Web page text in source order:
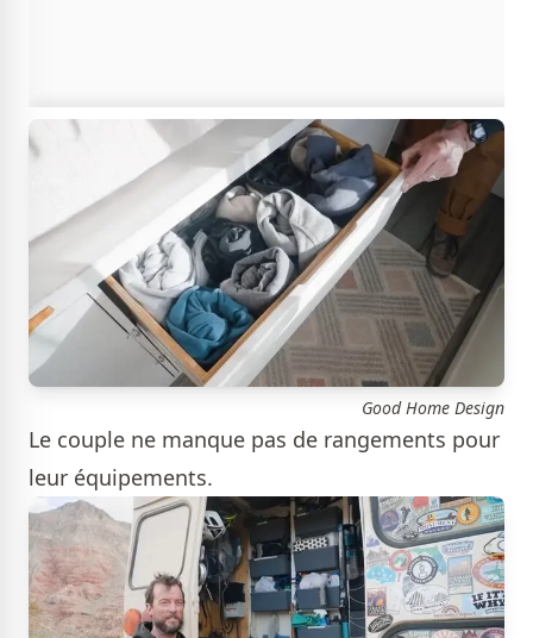
Good Home Design
Le couple ne manque pas de rangements pour
leur équipements.